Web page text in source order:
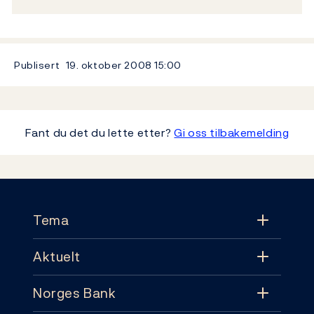
Publisert 19. oktober 200815:00
Fant du det du lette etter?Gi oss tilbakemelding
Tema
Tema
Pengepolitikk
Aktuelt
Aktuelt
Norges Bank